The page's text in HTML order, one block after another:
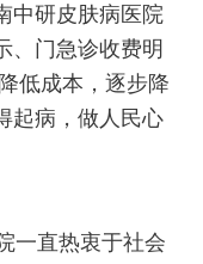
中研皮肤病医院
、门急诊收费明
低成本，逐步降
起病，做人民心
一直热衷于社会